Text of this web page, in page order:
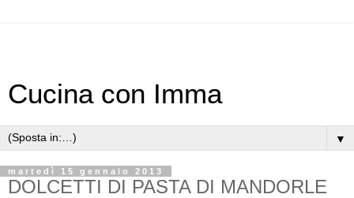
Cucina con Imma
▼
martedì 15 gennaio 2013
DOLCETTI DI PASTA DI MANDORLE